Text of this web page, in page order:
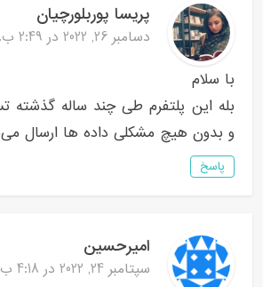
پریسا پوربلورچیان
دسامبر 26, 2022 در 2:49 ب.ظ
با سلام
بله این پلتفرم طی چند ساله
و بدون هیچ مشکلی داده ها ارسال
پاسخ
امیرحسین
سپتامبر 24, 2022 در 4:18 ب.ظ